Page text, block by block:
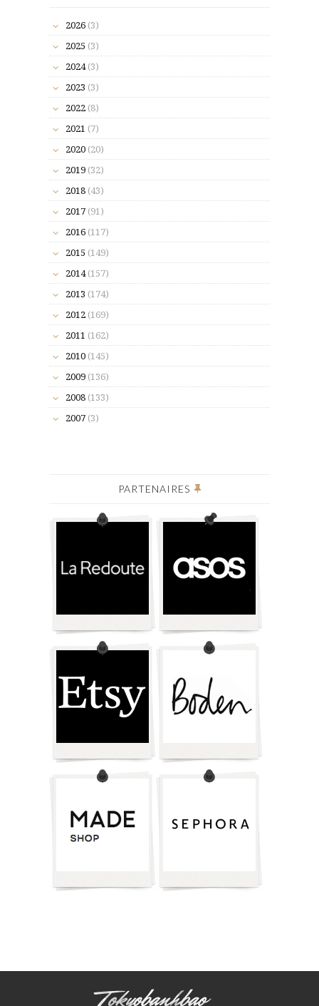
2026 (3)
2025 (3)
2024(3)
2023 (3)
2022 (8)
2021 (7)
2020 (20)
2019 (32)
2018 (43)
2017 (91)
2016 (117)
2015 (149)
2014(157)
2013 (174)
2012 (169)
2011 (162)
2010 (145)
2009 (136)
2008 (133)
2007 (3)
PARTENAIRES